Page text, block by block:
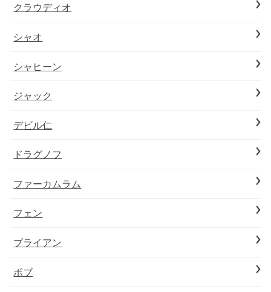
クラウディオ
シャオ
シャヒーン
ジャック
デビル仁
ドラグノフ
ファーカムラム
フェン
ブライアン
ボブ